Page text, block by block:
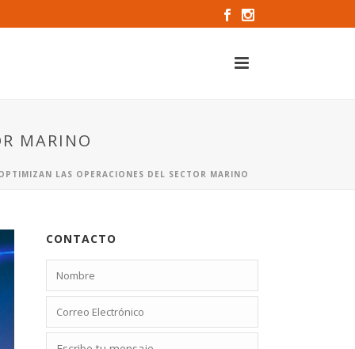
MARINO
LAS OPERACIONES DEL SECTOR MARINO
CONTACTO